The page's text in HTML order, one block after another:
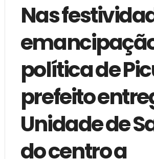
Nas
política de
prefeito
Unidade de
do centro a